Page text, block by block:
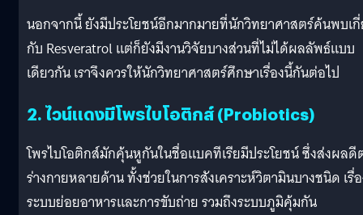
นอกจากนี้ ยังมีประโยชน์อีกมากมายที่นักวิทยาศาสตร์ค้นพบเ
กับ Resveratrol แต่ก็ยังมีงานวิจัยบางส่วนที่ไม่ได้ผลลัพธ์แบบ
เดียวกัน เราจึงควรให้นักวิทยาศาสตร์ศึกษาเรื่องนี้กันต่อไป
2. ไวน์แดงมีโพรไบโอติกส์ (Probiotics)
โพรไบโอติกส์มักคุ้นหูกันในชื่อแบคทีเรียมีประโยชน์ ซึ่งส่งผล
ร่างกายหลายด้าน ทั้งช่วยในการสังเคราะห์วิตามินบางชนิด เรื่
ระบบย่อยอาหารและการขับถ่าย รวมถึงระบบภูมิคุ้มกัน